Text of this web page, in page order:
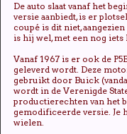
De auto slaat vanaf het
versie aanbiedt, is er
coupé is dit niet,
is hij wel, met een nog
Vanaf 1967 is er ook de
geleverd wordt. Deze
gebruikt door Buick
wordt in de Verenigde
productierechten van het
gemodificeerde versie. Je
wielen.